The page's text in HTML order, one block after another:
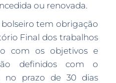
ou renovada.
tem obrigação
Final dos trabalhos
com os objetivos e
definidos com o
no prazo de 30 dias